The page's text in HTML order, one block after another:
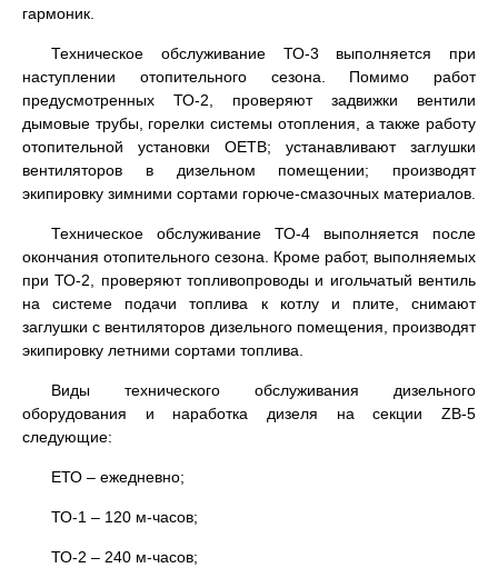
гармоник.
Техническое обслуживание ТО-3 выполняется при
наступлении отопительного сезона. Помимо работ
предусмотренных ТО-2, проверяют задвижки вентили
дымовые трубы, горелки системы отопления, а также работу
отопительной установки ОЕТВ; устанавливают заглушки
вентиляторов в дизельном помещении; производят
экипировку зимними сортами горюче-смазочных материалов.
Техническое обслуживание ТО-4 выполняется после
окончания отопительного сезона. Кроме работ, выполняемых
при ТО-2, проверяют топливопроводы и игольчатый вентиль
на системе подачи топлива к котлу и плите, снимают
заглушки с вентиляторов дизельного помещения, производят
экипировку летними сортами топлива.
Виды технического обслуживания дизельного
оборудования и наработка дизеля на секции ZB-5
следующие:
ЕТО – ежедневно;
ТО-1 – 120 м-часов;
ТО-2 – 240 м-часов;